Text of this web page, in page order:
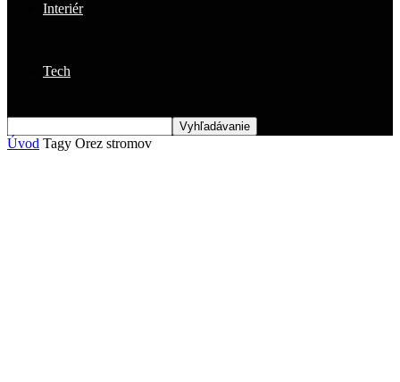
Interiér
Tech
Úvod Tagy Orez stromov